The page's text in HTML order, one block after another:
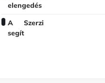
elengedés
A Szerzi
segít